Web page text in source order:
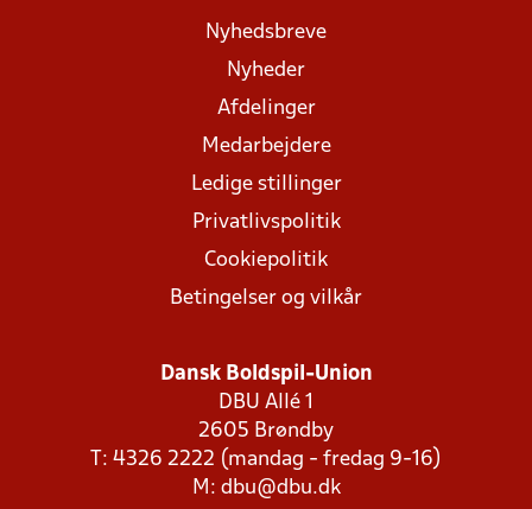
Nyhedsbreve
Nyheder
Afdelinger
Medarbejdere
Ledige stillinger
Privatlivspolitik
Cookiepolitik
Betingelser og vilkår
Dansk Boldspil-Union
DBU Allé 1
2605 Brøndby
T: 4326 2222 (mandag - fredag 9-16)
M: dbu@dbu.dk